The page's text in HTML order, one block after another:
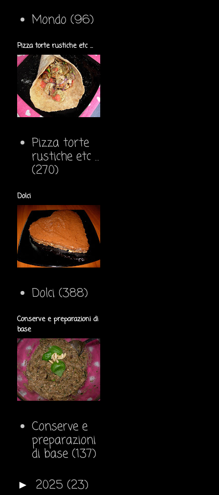
Mondo (96)
Pizza torte rustiche etc ...
Pizza torte
rustiche etc ...
(270)
Dolci
Dolci (388)
Conserve e preparazioni di
base
Conserve e
preparazioni
di base (137)
► 2025 (23)